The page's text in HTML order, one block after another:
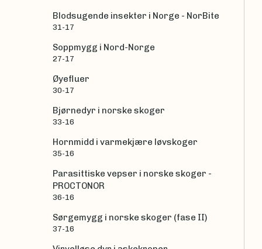
Blodsugende insekter i Norge - NorBite
31-17
Soppmygg i Nord-Norge
27-17
Øyefluer
30-17
Bjørnedyr i norske skoger
33-16
Hornmidd i varmekjære løvskoger
35-16
Parasittiske vepser i norske skoger -
PROCTONOR
36-16
Sørgemygg i norske skoger (fase II)
37-16